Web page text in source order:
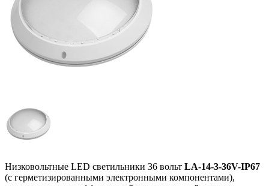
Низковольтные LED светильники 36 вольт LA-14-3-36V-IP67
(с герметизированными электронными компонентами),